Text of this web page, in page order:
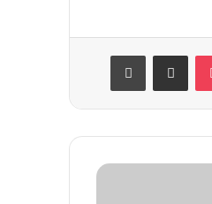
‫Pocket مشاركة عبر البريد طباعة